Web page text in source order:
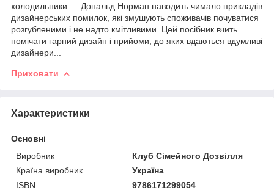
холодильники — Дональд Норман наводить чимало прикладів
дизайнерських помилок, які змушують споживачів почуватися
розгубленими і не надто кмітливими. Цей посібник вчить
помічати гарний дизайн і прийоми, до яких вдаються вдумливі
дизайнери...
Приховати
Характеристики
Основні
Виробник
Клуб Сімейного Дозвілля
Країна виробник
Україна
ISBN
9786171299054